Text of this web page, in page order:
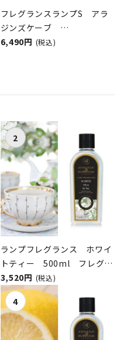
フレグランスランプS アラ
ジンズケーブ
ASHLEIGH&BURWOOD（ア
6,490円 (税込)
ランプフレグランス ホワイ
トティー 500ml フレグラ
ンスランプ用オイル
ASHLEIGH&BURWOOD（ア
シュレイアンドバーウッド）
3,520円 (税込)